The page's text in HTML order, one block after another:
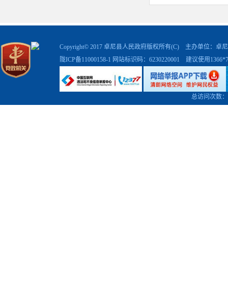
村振兴、建设
会，聆听各位
所未有的发展
场拓展方面，"
等，提升产品
Copyright© 2017 卓尼县人民政府版权所有(C) 主办单位：卓
陇ICP备11000158-1 网站标识码：6230220001 建议使用
总访问次数：